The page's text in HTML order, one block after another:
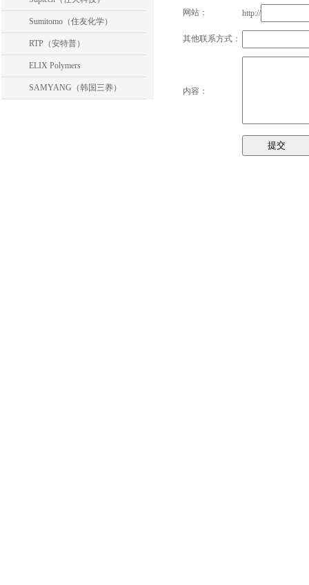
Sumitomo（住友化学）
RTP（安特普）
ELIX Polymers
SAMYANG（韩国三养）
网站： http://
其他联系方式：
内容：